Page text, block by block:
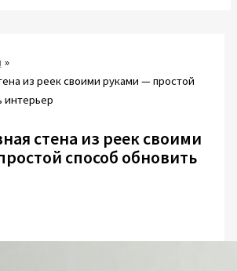
из реек своими руками — простой
интерьер
стена из реек своими
способ обновить